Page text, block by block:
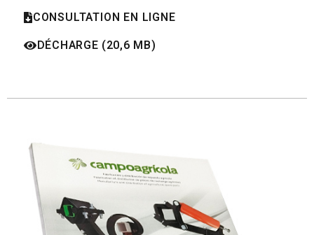
CONSULTATION EN LIGNE
DÉCHARGE (20,6 MB)